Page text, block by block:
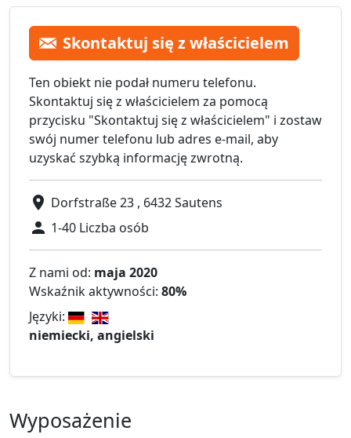
Skontaktuj się z właścicielem
Ten obiekt nie podał numeru telefonu.
Skontaktuj się z właścicielem za pomocą
przycisku "Skontaktuj się z właścicielem" i zostaw
swój numer telefonu lub adres e-mail, aby
uzyskać szybką informację zwrotną.
Dorfstraße 23 , 6432 Sautens
1-40 Liczba osób
Z nami od: maja 2020
Wskaźnik aktywności: 80%
Języki:
niemiecki, angielski
Wyposażenie